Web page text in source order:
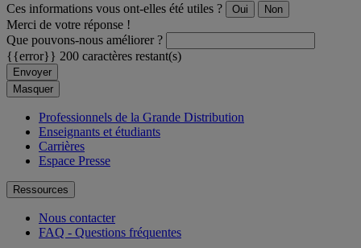
Ces informations vous ont-elles été utiles ? Oui Non
Merci de votre réponse !
Que pouvons-nous améliorer ?
{{error}} 200 caractères restant(s)
Envoyer
Masquer
Professionnels de la Grande Distribution
Enseignants et étudiants
Carrières
Espace Presse
Ressources
Nous contacter
FAQ - Questions fréquentes